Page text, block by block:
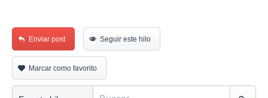
Enviar post Seguir este hilo
Marcar como favorito